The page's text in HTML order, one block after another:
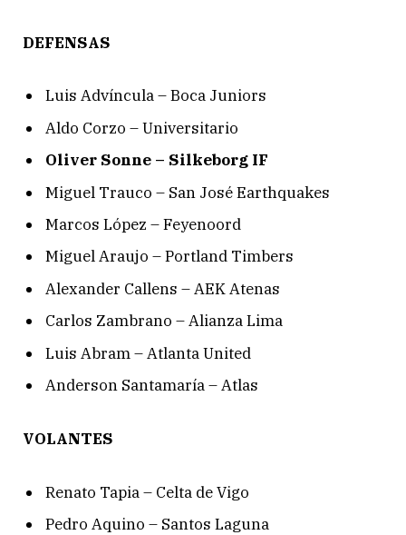
DEFENSAS
Luis Advíncula – Boca Juniors
Aldo Corzo – Universitario
Oliver Sonne – Silkeborg IF
Miguel Trauco – San José Earthquakes
Marcos López – Feyenoord
Miguel Araujo – Portland Timbers
Alexander Callens – AEK Atenas
Carlos Zambrano – Alianza Lima
Luis Abram – Atlanta United
Anderson Santamaría – Atlas
VOLANTES
Renato Tapia – Celta de Vigo
Pedro Aquino – Santos Laguna